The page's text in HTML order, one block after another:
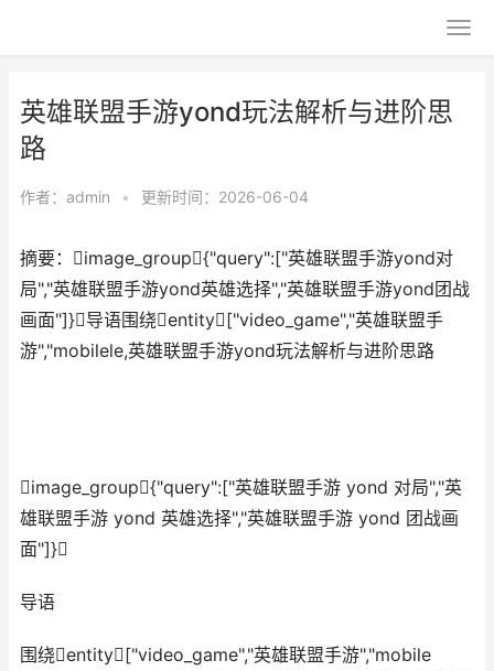
英雄联盟手游yond玩法解析与进阶思
路
作者： admin • 更新时间：2026-06-04
摘要：image_group{"query":["英雄联盟手游yond对
局","英雄联盟手游yond英雄选择","英雄联盟手游yond团战
画面"]}导语围绕entity["video_game","英雄联盟手
游","mobilele,英雄联盟手游yond玩法解析与进阶思路
image_group{"query":["英雄联盟手游 yond 对局","英
雄联盟手游 yond 英雄选择","英雄联盟手游 yond 团战画
面"]}
导语
围绕entity["video_game","英雄联盟手游","mobile